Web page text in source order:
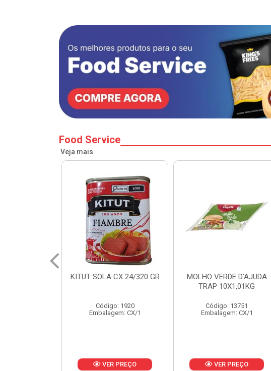
Food Service
Veja mais
MOLHO VERDE D'AJUDA
Código: 13751
Embalagem: CX/1
VER PREÇO
FRUTAS CRISTALIZADAS
CX 10KG
Código: 1785
Embalagem: KG/10
VER PREÇO